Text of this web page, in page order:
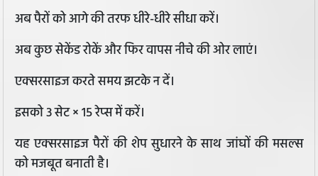
अब पैरों को आगे की तरफ धीरे-धीरे सीधा करें।
अब कुछ सेकेंड रोकें और फिर वापस नीचे की ओर लाएं।
एक्सरसाइज करते समय झटके न दें।
इसको 3 सेट × 15 रेप्स में करें।
यह एक्सरसाइज पैरों की शेप सुधारने के साथ जांघों की मसल्स
को मजबूत बनाती है।